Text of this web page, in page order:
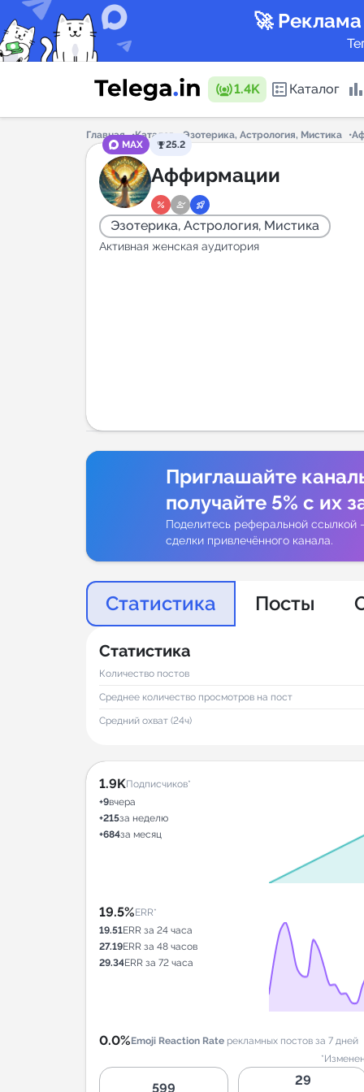
🚀
1.4K Каталог
Каталог
Горящие
Главная Каталог Эзотерика, Астрология, Мистика
MAX
25.2
Аффирмации
Эзотерика, Астрология, Мистика
Активная женская аудитория
Приглашайте
получайте 5% с их
Поделитесь реферальной ссылкой
сделки привлечённого канала.
Статистика Посты
Статистика
Количество постов
Среднее количество просмотров на пост
Средний охват (24ч)
1.9KПодписчиков*
+9вчера
+215за неделю
+684за месяц
19.5%ERR*
19.51ERR за 24 часа
27.19ERR за 48 часов
29.34ERR за 72 часа
0.0%Emoji Reaction Rate рекламных постов за 7 дней
599
29